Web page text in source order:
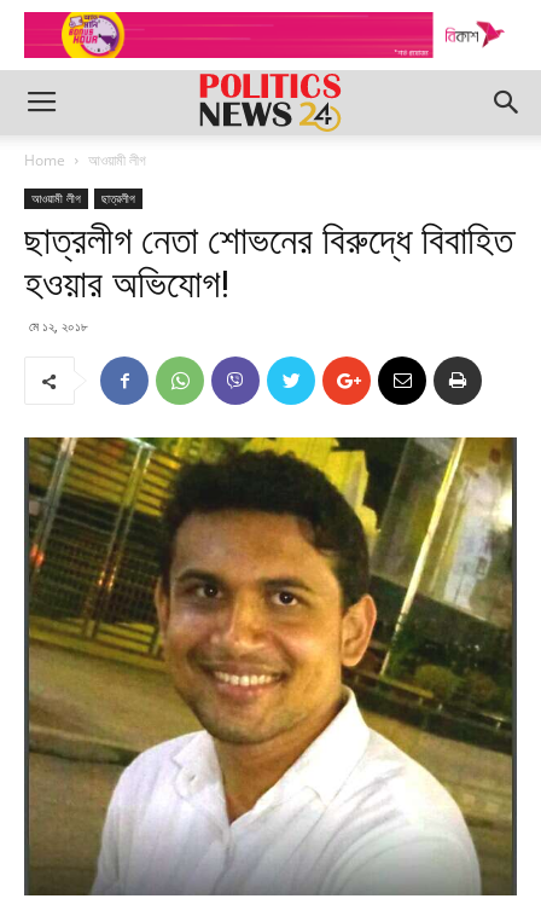
Home আওয়ামী লীগ
আওয়ামী লীগ ছাত্রলীগ
ছাত্রলীগ নেতা শোভনের বিরুদ্ধে বিবাহিত
হওয়ার অভিযোগ!
মে ১২, ২০১৮